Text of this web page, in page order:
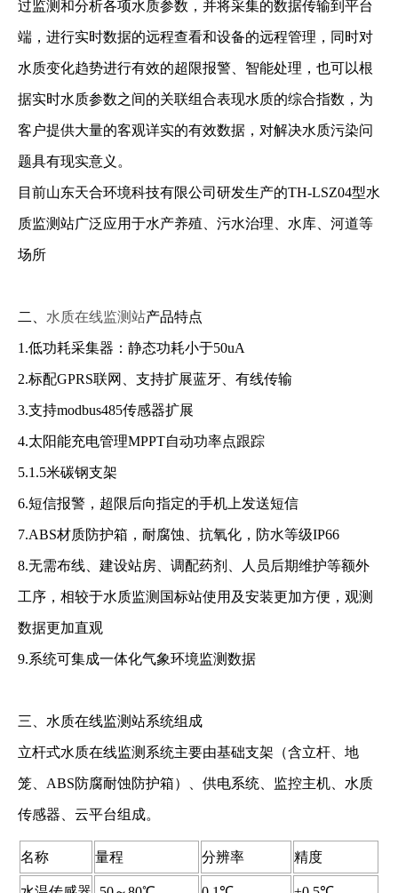
过监测和分析各项水质参数，并将采集的数据传输到平台
端，进行实时数据的远程查看和设备的远程管理，同时对
水质变化趋势进行有效的超限报警、智能处理，也可以根
据实时水质参数之间的关联组合表现水质的综合指数，为
客户提供大量的客观详实的有效数据，对解决水质污染问
题具有现实意义。
目前山东天合环境科技有限公司研发生产的TH-LSZ04型水
质监测站广泛应用于水产养殖、污水治理、水库、河道等
场所
二、 水质在线监测站产品特点
1.低功耗采集器：静态功耗小于50uA
2.标配GPRS联网、支持扩展蓝牙、有线传输
3.支持modbus485传感器扩展
4.太阳能充电管理MPPT自动功率点跟踪
5.1.5米碳钢支架
6.短信报警，超限后向指定的手机上发送短信
7.ABS材质防护箱，耐腐蚀、抗氧化，防水等级IP66
8.无需布线、建设站房、调配药剂、人员后期维护等额外
工序，相较于水质监测国标站使用及安装更加方便，观测
数据更加直观
9.系统可集成一体化气象环境监测数据
三、水质在线监测站系统组成
立杆式水质在线监测系统主要由基础支架（含立杆、地
笼、ABS防腐耐蚀防护箱）、供电系统、监控主机、水质
传感器、云平台组成。
名称 量程 分辨率 精度